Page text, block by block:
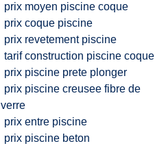
prix moyen piscine coque
prix coque piscine
prix revetement piscine
tarif construction piscine coque
prix piscine prete plonger
prix piscine creusee fibre de
verre
prix entre piscine
prix piscine beton